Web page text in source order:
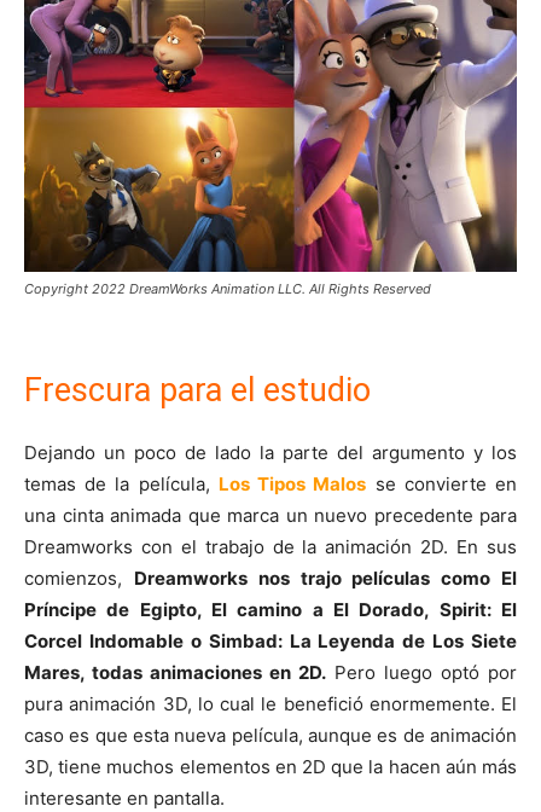
Copyright 2022 DreamWorks Animation LLC. All Rights Reserved
Frescura para el estudio
Dejando un poco de lado la parte del argumento y los
temas de la película, Los Tipos Malos se convierte en
una cinta animada que marca un nuevo precedente para
Dreamworks con el trabajo de la animación 2D. En sus
comienzos, Dreamworks nos trajo películas como El
Príncipe de Egipto, El camino a El Dorado, Spirit: El
Corcel Indomable o Simbad: La Leyenda de Los Siete
Mares, todas animaciones en 2D. Pero luego optó por
pura animación 3D, lo cual le benefició enormemente. El
caso es que esta nueva película, aunque es de animación
3D, tiene muchos elementos en 2D que la hacen aún más
interesante en pantalla.